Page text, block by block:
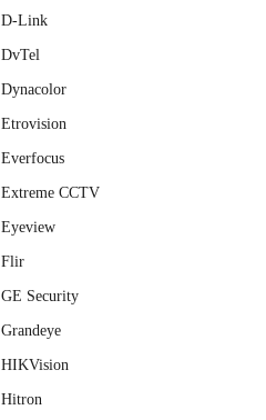
D-Link
DvTel
Dynacolor
Etrovision
Everfocus
Extreme CCTV
Eyeview
Flir
GE Security
Grandeye
HIKVision
Hitron